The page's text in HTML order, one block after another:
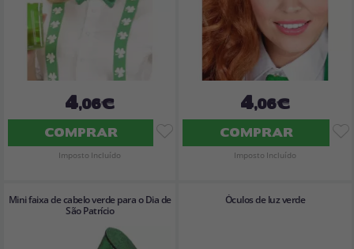
4,06€
COMPRAR
Imposto Incluído
4,06€
COMPRAR
Imposto Incluído
Mini faixa de cabelo verde para o Dia de
São Patrício
Óculos de luz verde